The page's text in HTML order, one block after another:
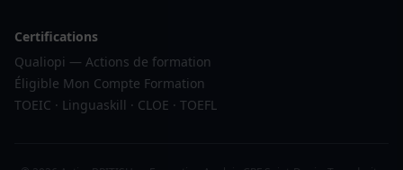
Certifications
Qualiopi — Actions de formation
Éligible Mon Compte Formation
TOEIC · Linguaskill · CLOE · TOEFL